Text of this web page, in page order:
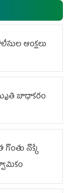
ఆంక్షలు
బాధాకరం
గొంతు నొక్కే